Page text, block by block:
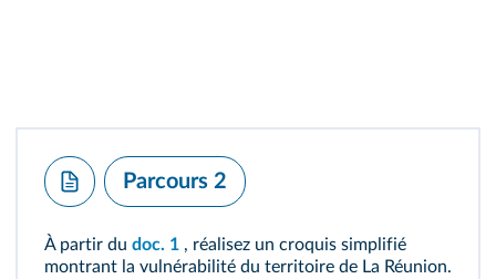
Parcours 2
À partir du doc. 1 , réalisez un croquis simplifié
montrant la vulnérabilité du territoire de La Réunion.